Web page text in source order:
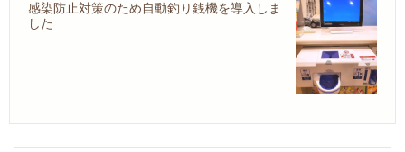
感染防止対策のため自動釣り銭機を導入しま
した